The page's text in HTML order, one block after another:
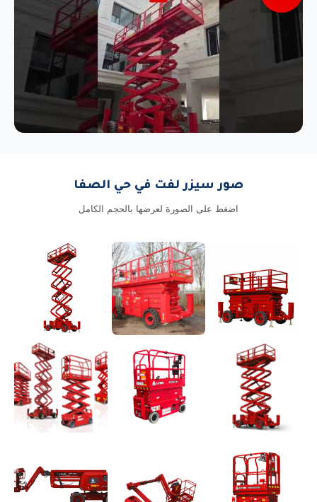
صور سيزر لفت في حي الصفا
اضغط على الصورة لعرضها بالحجم الكامل